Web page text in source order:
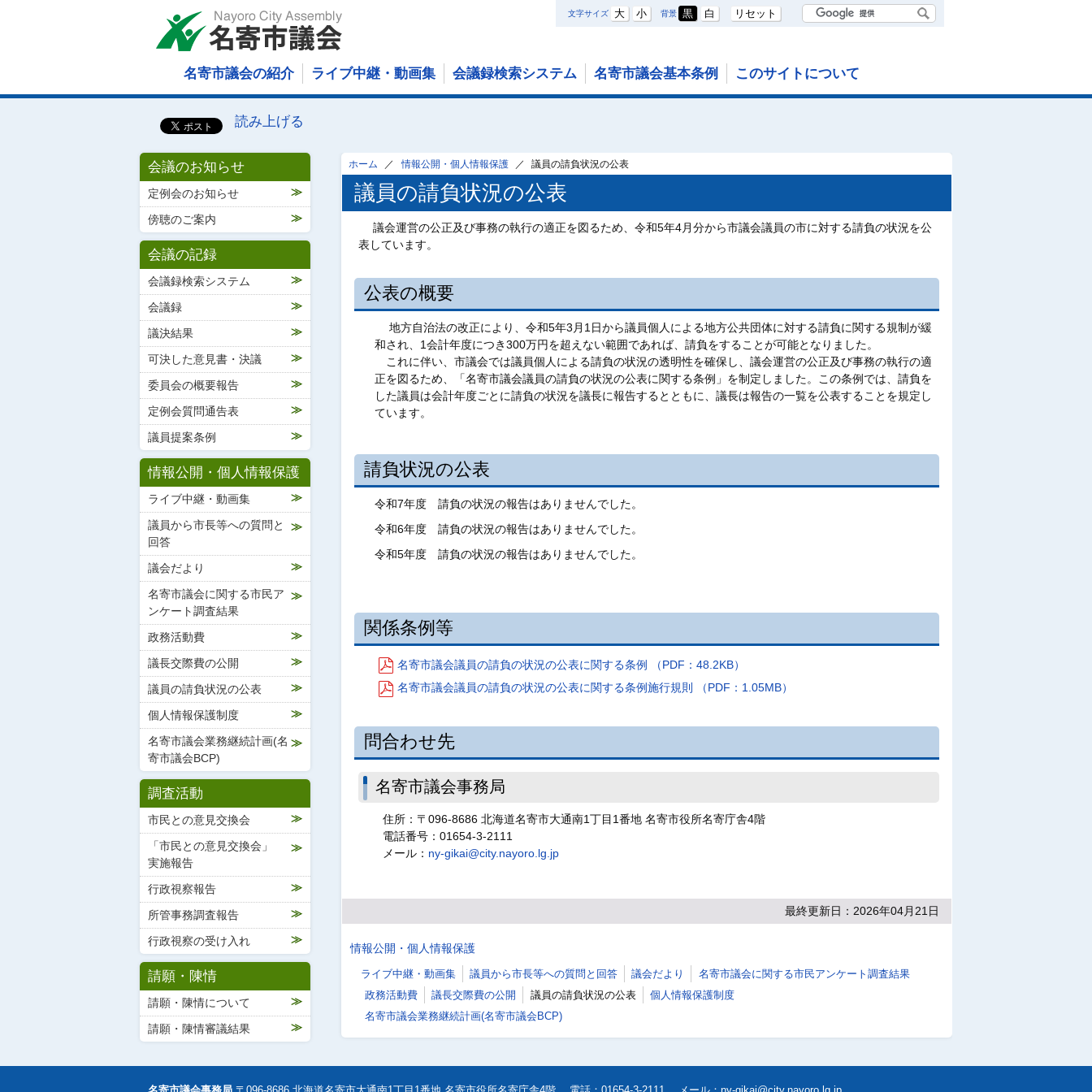
文字サイズ 大 小 背景 黒 白 リセット
名寄市議会の紹介 ライブ中継・動画集 会議録検索システム 名寄市議会基本条例 このサイトについて
読み上げる
ホーム 情報公開・個人情報保護 議員の請負状況の公表
議員の請負状況の公表
議会運営の公正及び事務の執行の適正を図るため、令和5年4月分から市議会議員の市に対する請負の状況を公
表しています。
公表の概要
地方自治法の改正により、令和5年3月1日から議員個人による地方公共団体に対する請負に関する規制が緩
和され、1会計年度につき300万円を超えない範囲であれば、請負をすることが可能となりました。
これに伴い、市議会では議員個人による請負の状況の透明性を確保し、議会運営の公正及び事務の執行の適
正を図るため、「名寄市議会議員の請負の状況の公表に関する条例」を制定しました。この条例では、請負を
した議員は会計年度ごとに請負の状況を議長に報告するとともに、議長は報告の一覧を公表することを規定し
ています。
請負状況の公表
令和7年度 請負の状況の報告はありませんでした。
令和6年度 請負の状況の報告はありませんでした。
令和5年度 請負の状況の報告はありませんでした。
関係条例等
名寄市議会議員の請負の状況の公表に関する条例 （PDF：48.2KB）
名寄市議会議員の請負の状況の公表に関する条例施行規則 （PDF：1.05MB）
問合わせ先
名寄市議会事務局
住所：〒096-8686 北海道名寄市大通南1丁目1番地 名寄市役所名寄庁舎4階
電話番号：01654-3-2111
メール： ny-gikai@city.nayoro.lg.jp
最終更新日：2026年04月21日
情報公開・個人情報保護
ライブ中継・動画集 議員から市長等への質問と回答 議会だより
名寄市議会に関する市民アンケート調査結果
政務活動費
議長交際費の公開 議員の請負状況の公表
個人情報保護制度
名寄市議会業務継続計画(名寄市議会BCP)
会議のお知らせ
定例会のお知らせ
傍聴のご案内
会議の記録
会議録検索システム
会議録
議決結果
可決した意見書・決議
委員会の概要報告
定例会質問通告表
議員提案条例
情報公開・個人情報保護
ライブ中継・動画集
議員から市長等への質問と
回答
議会だより
名寄市議会に関する市民ア
ンケート調査結果
政務活動費
議長交際費の公開
議員の請負状況の公表
個人情報保護制度
名寄市議会業務継続計画(名
寄市議会BCP)
調査活動
市民との意見交換会
「市民との意見交換会」
実施報告
行政視察報告
所管事務調査報告
行政視察の受け入れ
請願・陳情
請願・陳情について
請願・陳情審議結果